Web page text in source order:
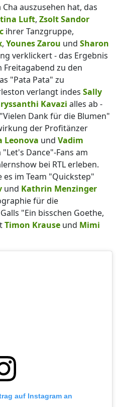
auszusehen hat, das
Luft, Zsolt Sandor
ihrer Tanzgruppe,
, Younes Zarou und Sharon
verklickert - das Ergebnis
zu den
"Pata Pata" zu
verlangt indes Sally
Kavazi alles ab -
Dank für die Blumen"
der Profitänzer
Leonova und Vadim
Dance"-Fans am
bei RTL erleben.
im Team "Quickstep"
und Kathrin Menzinger
für die
"Ein bisschen Goethe,
Timon Krause und Mimi
auf Instagram an